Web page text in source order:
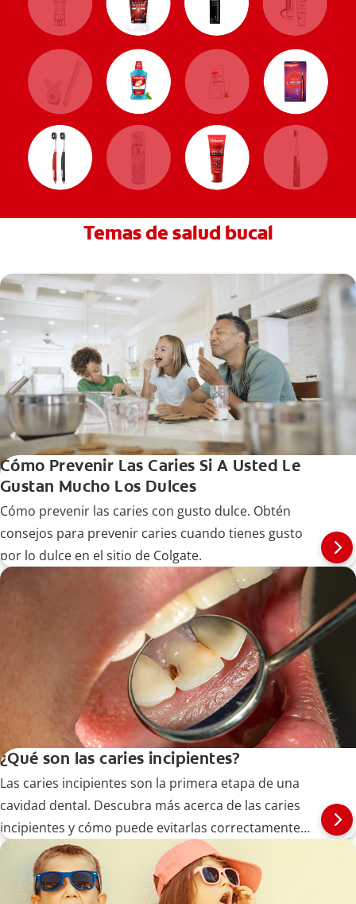
Temas de salud bucal
Cómo Prevenir Las Caries Si A Usted Le
Gustan Mucho Los Dulces
Cómo prevenir las caries con gusto dulce. Obtén
consejos para prevenir caries cuando tienes gusto
por lo dulce en el sitio de Colgate.
¿Qué son las caries incipientes?
Las caries incipientes son la primera etapa de una
cavidad dental. Descubra más acerca de las caries
incipientes y cómo puede evitarlas correctamente
aquí.